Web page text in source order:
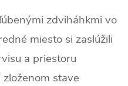
zdviháhkmi vo
miesto si zaslúžili
a priestoru
stave